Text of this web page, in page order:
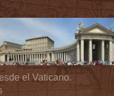
el Vaticano.